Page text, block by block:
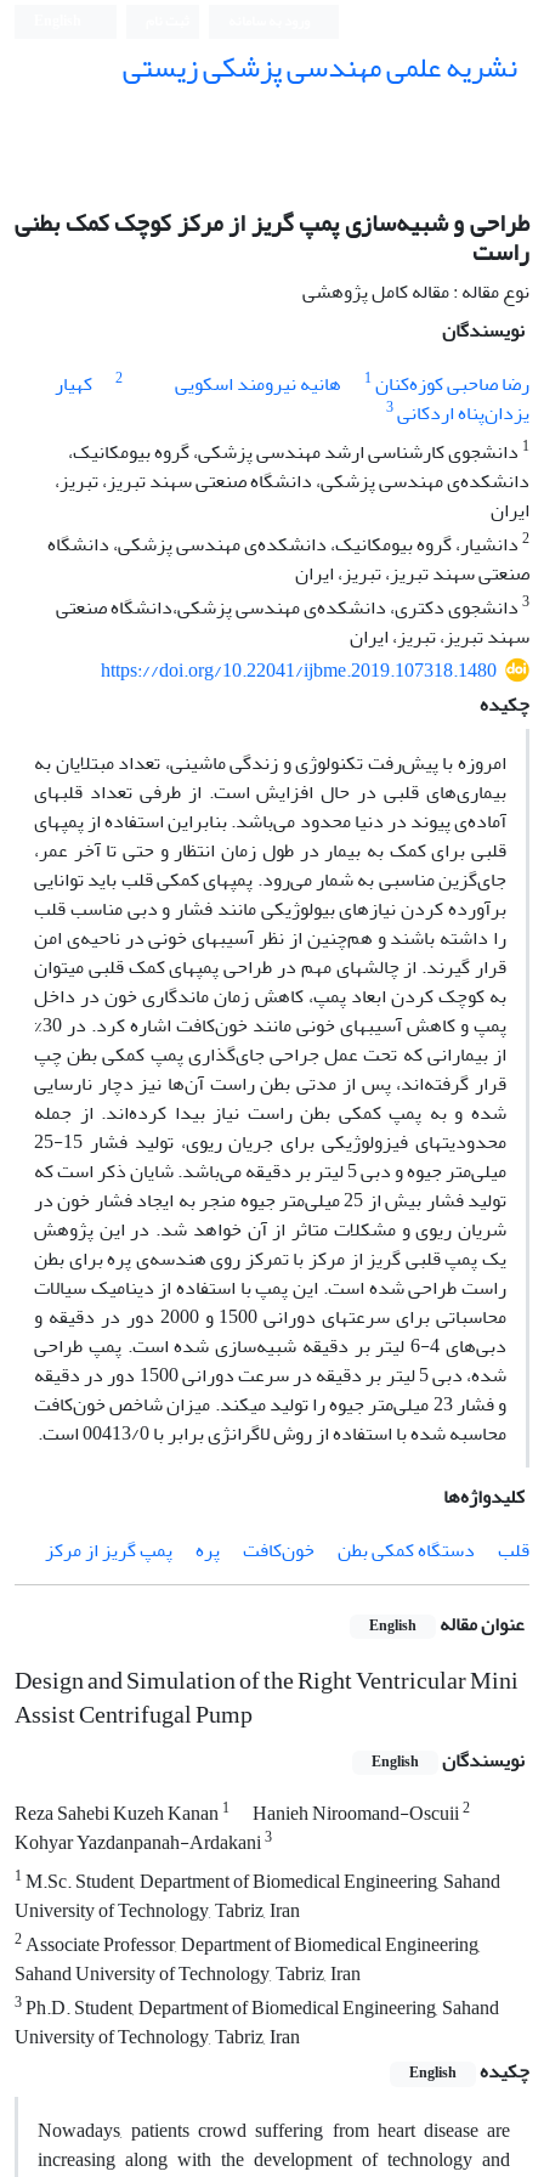
نشریه علمی مهندسی پزشکی زیستی
طراحی و شبیه‌سازی پمپ گریز از مرکز کوچک کمک بطنی
راست
نوع مقاله : مقاله کامل پژوهشی
نویسندگان
رضا صاحبی کوزه‌کنان1 هانیه نیرومند اسکویی 2
کهیار
یزدان‌پناه اردکانی3
1 دانشجوی کارشناسی ارشد مهندسی پزشکی، گروه بیومکانیک،
دانشکده‌ی مهندسی پزشکی، دانشگاه صنعتی سهند تبریز، تبریز،
ایران
2دانشیار، گروه بیومکانیک، دانشکده‌ی مهندسی پزشکی، دانشگاه
صنعتی سهند تبریز، تبریز، ایران
3دانشجوی دکتری، دانشکده‌ی مهندسی پزشکی،دانشگاه صنعتی
سهند تبریز، تبریز، ایران
https://doi.org/10.22041/ijbme.2019.107318.1480
چکیده
امروزه با پیش‌رفت تکنولوژی و زندگی ماشینی، تعداد مبتلایان به
بیماری‌های قلبی در حال افزایش است. از طرفی تعداد قلب­های
آماده‌ی پیوند در دنیا محدود می‌باشد. بنابراین استفاده از پمپ­های
قلبی برای کمک به بیمار در طول زمان انتظار و حتی تا آخر عمر،
جای‌گزین مناسبی به شمار می‌رود. پمپ­های کمکی قلب باید توانایی
برآورده کردن نیاز­های بیولوژیکی مانند فشار و دبی مناسب قلب
را داشته باشند و هم‌چنین از نظر آسیب­های خونی در ناحیه‌ی امن
قرار گیرند. از چالش­های مهم در طراحی پمپ­های کمک قلبی می­توان
به کوچک کردن ابعاد پمپ، کاهش زمان ماندگاری خون در داخل
پمپ و کاهش آسیب­های خونی مانند خون‌کافت اشاره کرد. در 30%
از بیمارانی که تحت عمل جراحی جای‌گذاری پمپ کمکی بطن چپ
قرار گرفته‌اند، پس از مدتی بطن راست آن‌ها نیز دچار نارسایی
شده و به پمپ کمکی بطن راست نیاز بیدا کرده‌اند. از جمله
محدودیت­های فیزولوژیکی برای جریان ریوی، تولید فشار 15-25
میلی‌متر جیوه و دبی 5 لیتر بر دقیقه می‌باشد. شایان ذکر است که
تولید فشار بیش از 25 میلی‌متر جیوه منجر به ایجاد فشار خون در
شریان ریوی و مشکلات متاثر از آن خواهد شد. در این پژوهش
یک پمپ قلبی گریز از مرکز با تمرکز روی هندسه‌ی پره برای بطن
راست طراحی شده است. این پمپ با استفاده از دینامیک سیالات
محاسباتی برای سرعت­های دورانی 1500 و 2000 دور در دقیقه و
دبی‌های 4-6 لیتر بر دقیقه شبیه‌سازی شده است. پمپ طراحی
شده، دبی 5 لیتر بر دقیقه در سرعت دورانی 1500 دور در دقیقه
و فشار 23 میلی‌متر جیوه را تولید می­کند. میزان شاخص خون‌کافت
محاسبه شده با استفاده از روش لاگرانژی برابر با 00413/0 است.
کلیدواژه‌ها
قلب
دستگاه کمکی بطن خون‌کافت پره پمپ گریز از مرکز
عنوان مقاله English
Design and Simulation of the Right Ventricular Mini
Assist Centrifugal Pump
نویسندگان English
Reza Sahebi Kuzeh Kanan1 Hanieh Niroomand-Oscuii2
Kohyar Yazdanpanah-Ardakani3
1M.Sc. Student, Department of Biomedical Engineering, Sahand
University of Technology, Tabriz, Iran
2Associate Professor, Department of Biomedical Engineering,
Sahand University of Technology, Tabriz, Iran
3Ph.D. Student, Department of Biomedical Engineering, Sahand
University of Technology, Tabriz, Iran
چکیده
English
Nowadays, patients crowd suffering from heart disease are
increasing along with the development of technology and